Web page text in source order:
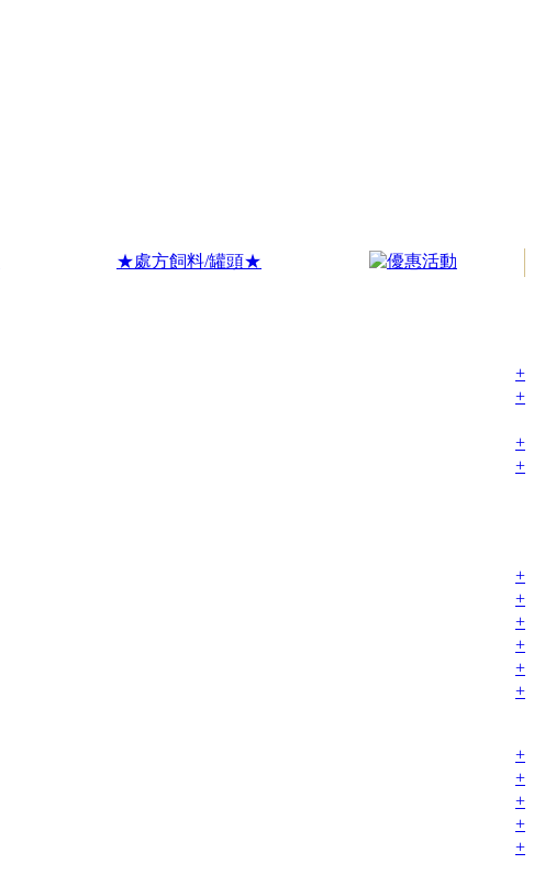
★處方飼料/罐頭★
+
+
+
+
+
+
+
+
+
+
+
+
+
+
+